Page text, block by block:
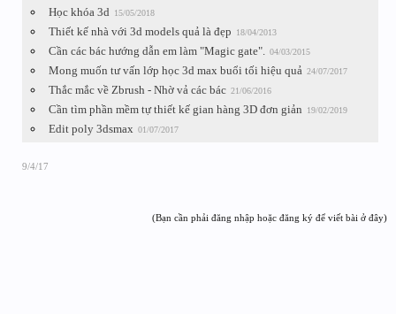
Học khóa 3d 15/05/2018
Thiết kế nhà với 3d models quả là đẹp 18/04/2013
Cần các bác hướng dẫn em làm "Magic gate". 04/03/2015
Mong muốn tư vấn lớp học 3d max buổi tối hiệu quả 24/07/2017
Thắc mắc về Zbrush - Nhờ vả các bác 21/06/2016
Cần tìm phần mềm tự thiết kế gian hàng 3D đơn giản 19/02/2019
Edit poly 3dsmax 01/07/2017
9/4/17
(Bạn cần phải đăng nhập hoặc đăng ký để viết bài ở đây)